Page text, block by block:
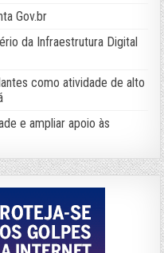
Gov.br
da Infraestrutura Digital
como atividade de alto
e ampliar apoio às